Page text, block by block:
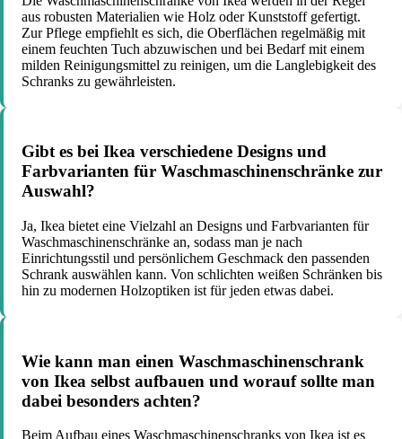
aus robusten Materialien wie Holz oder Kunststoff gefertigt.
Zur Pflege empfiehlt es sich, die Oberflächen regelmäßig mit
einem feuchten Tuch abzuwischen und bei Bedarf mit einem
milden Reinigungsmittel zu reinigen, um die Langlebigkeit des
Schranks zu gewährleisten.
Gibt es bei Ikea verschiedene Designs und
Farbvarianten für Waschmaschinenschränke zur
Auswahl?
Ja, Ikea bietet eine Vielzahl an Designs und Farbvarianten für
Waschmaschinenschränke an, sodass man je nach
Einrichtungsstil und persönlichem Geschmack den passenden
Schrank auswählen kann. Von schlichten weißen Schränken bis
hin zu modernen Holzoptiken ist für jeden etwas dabei.
Wie kann man einen Waschmaschinenschrank
von Ikea selbst aufbauen und worauf sollte man
dabei besonders achten?
Beim Aufbau eines Waschmaschinenschranks von Ikea ist es